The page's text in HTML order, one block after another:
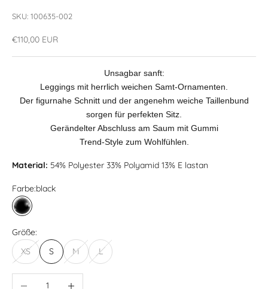
SKU: 100635-002
Angebot
€110,00 EUR
Unsagbar sanft:
Leggings mit herrlich weichen Samt-Ornamenten.
Der figurnahe Schnitt und der angenehm weiche Taillenbund
sorgen für perfekten Sitz.
Gerändelter Abschluss am Saum mit Gummi
Trend-Style zum Wohlfühlen.
Material: 54% Polyester 33% Polyamid 13% E lastan
Farbe:black
black
Größe:
XS
S M L
Anzahl verringern